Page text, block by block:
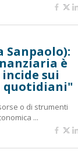
Sanpaolo):
è
sui
quotidiani"
o di strumenti
...